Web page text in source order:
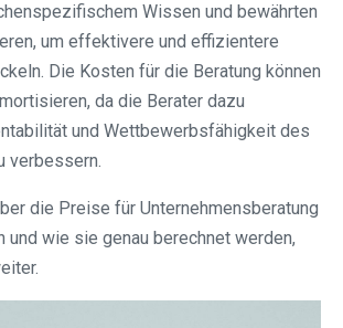
Wissen und bewährten
um effektivere und effizientere
Die Kosten für die Beratung können
da die Berater dazu
und Wettbewerbsfähigkeit des
verbessern.
die Preise für Unternehmensberatung
und wie sie genau berechnet werden,